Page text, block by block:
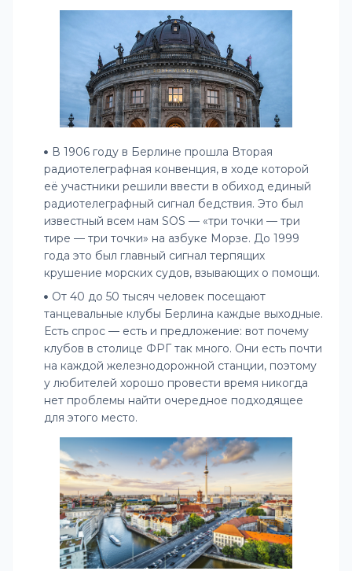
В 1906 году в Берлине прошла Вторая
радиотелеграфная конвенция, в ходе которой
её участники решили ввести в обиход единый
радиотелеграфный сигнал бедствия. Это был
известный всем нам SOS — «три точки — три
тире — три точки» на азбуке Морзе. До 1999
года это был главный сигнал терпящих
крушение морских судов, взывающих о помощи.
От 40 до 50 тысяч человек посещают
танцевальные клубы Берлина каждые выходные.
Есть спрос — есть и предложение: вот почему
клубов в столице ФРГ так много. Они есть почти
на каждой железнодорожной станции, поэтому
у любителей хорошо провести время никогда
нет проблемы найти очередное подходящее
для этого место.